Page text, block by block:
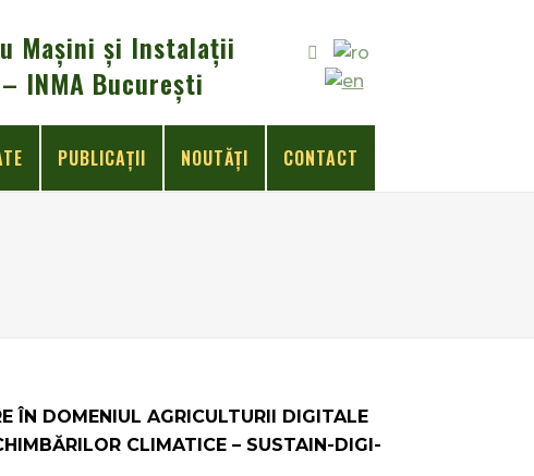
Mașini și Instalații
INMA București
PUBLICAŢII NOUTĂȚI CONTACT
ÎN DOMENIUL AGRICULTURII DIGITALE
CLIMATICE – SUSTAIN-DIGI-